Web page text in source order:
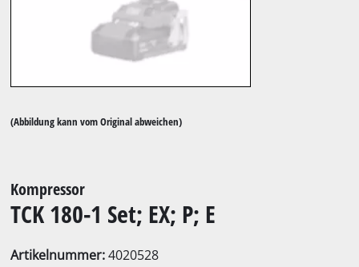
(Abbildung kann vom Original abweichen)
Kompressor
TCK 180-1 Set; EX; P; E
Artikelnummer:4020528